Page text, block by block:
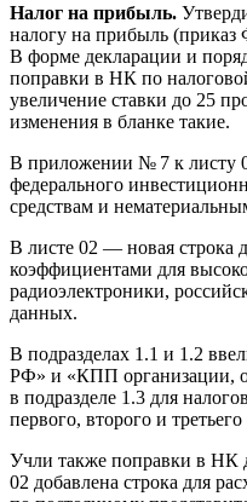
Налог на прибыль.
налогу на прибыль
В форме декларации и
поправки в НК по
увеличение ставки до 25
изменения в бланке такие.
В приложении № 7 к листу
федерального
средствам и
В листе 02 — новая строка
коэффициентами для
радиоэлектроники,
данных.
В подразделах 1.1 и 1.2
РФ» и «КПП организации,
в подразделе 1.3 для
первого, второго и
Учли также поправки в
02 добавлена строка для